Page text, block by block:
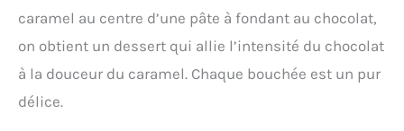
caramel au centre d’une pâte à fondant au chocolat,
on obtient un dessert qui allie l’intensité du chocolat
à la douceur du caramel. Chaque bouchée est un pur
délice.